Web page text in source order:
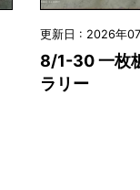
更新日 : 2026年
8/1-30 一枚
ラリー